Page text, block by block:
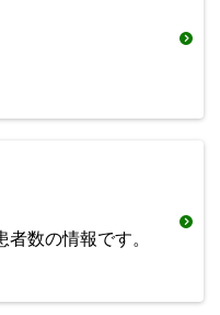
数の情報です。